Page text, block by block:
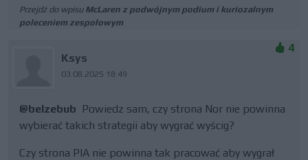
Przejdź do wpisu McLaren z podwójnym podium i kuriozalnym
poleceniem zespołowym
Ksys
03.08.2025 18:49
4
@belzebub Powiedz sam, czy strona Nor nie powinna
wybierać takich strategii aby wygrać wyścig?
Czy strona PIA nie powinna tak pracować aby wygrał